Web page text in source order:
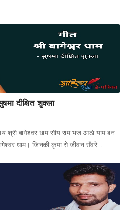
दीक्षित शुक्ला
बागेश्वर धाम सीय राम भज आठो याम बन
धाम। जिनकी कृपा से जीवन सँवरे …